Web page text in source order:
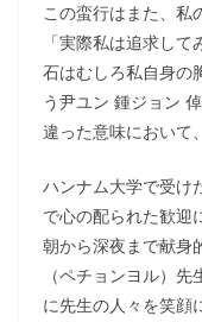
この蛮行はまた、私
「実際私は追求して
石はむしろ私自身の
う尹ユン 鍾ジョン
違った意味において
ハンナム大学で受け
で心の配られた歓迎
朝から深夜まで献身
（ペチョンヨル）
に先生の人々を笑顔